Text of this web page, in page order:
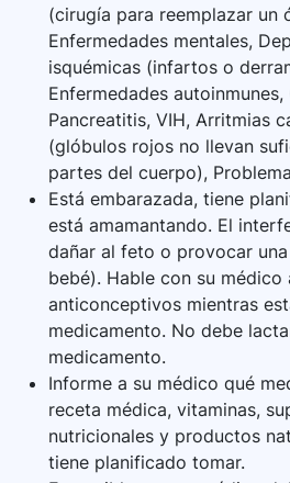
(cirugía para reemplazar un
Enfermedades mentales,
isquémicas (infartos o
Enfermedades
Pancreatitis, VIH, Arritmias
(glóbulos rojos no llevan
partes del cuerpo),
Está embarazada, tiene
está amamantando. El
dañar al feto o provocar
bebé). Hable con su médico
anticonceptivos mientras
medicamento. No debe
medicamento.
Informe a su médico qué
receta médica, vitaminas,
nutricionales y productos
tiene planificado tomar.